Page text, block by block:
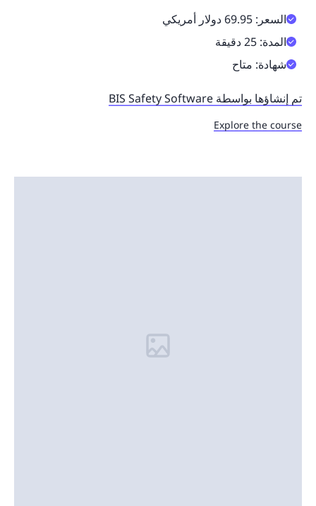
السعر: 69.95 دولار أمريكي
المدة: 25 دقيقة
شهادة: متاح
تم إنشاؤها بواسطة BIS Safety Software
Explore the course